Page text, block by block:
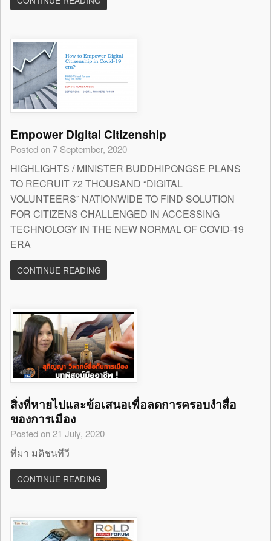
Empower Digital Citizenship
Posted on 7 September, 2020
HIGHLIGHTS / MINISTER BUDDHIPONGSE PLANS
TO RECRUIT 72 THOUSAND “DIGITAL
VOLUNTEERS” NATIONWIDE TO FIND SOLUTION
FOR CITIZENS CHALLENGED IN ACCESSING
TECHNOLOGY IN THE NEW NORMAL OF COVID-19
ERA
CONTINUE READING
สิ่งที่หายไปและข้อเสนอเพื่อลดการครอบงำสื่อ
ของการเมือง
Posted on 21 July, 2020
ที่มา มติชนทีวี
CONTINUE READING